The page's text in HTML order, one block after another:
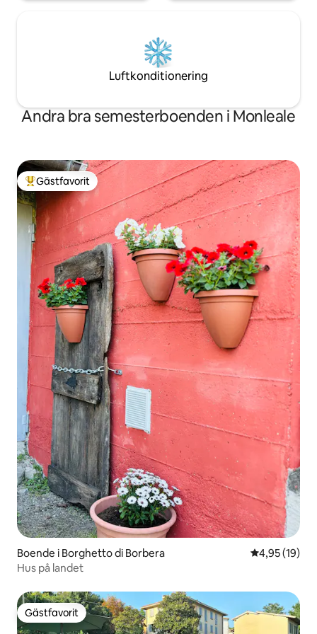
Luftkonditionering
Andra bra semesterboenden i Monleale
Populär gästfavorit
Gästfavorit
Boende i Borghetto di Borbera 4,95 av 5 i
4,95 (19)
Hus på landet
Gästfavorit
Gästfavorit